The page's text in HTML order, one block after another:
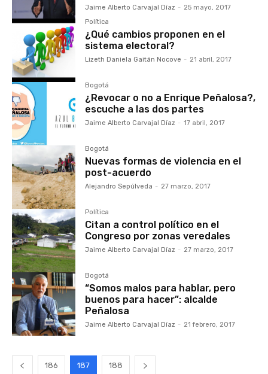
Jaime Alberto Carvajal Díaz - 25 mayo, 2017
Política
¿Qué cambios proponen en el
sistema electoral?
Lizeth Daniela Gaitán Nocove - 21 abril, 2017
Bogotá
¿Revocar o no a Enrique Peñalosa?,
escuche a las dos partes
Jaime Alberto Carvajal Díaz - 17 abril, 2017
Bogotá
Nuevas formas de violencia en el
post-acuerdo
Alejandro Sepúlveda - 27 marzo, 2017
Política
Citan a control político en el
Congreso por zonas veredales
Jaime Alberto Carvajal Díaz - 27 marzo, 2017
Bogotá
“Somos malos para hablar, pero
buenos para hacer”: alcalde
Peñalosa
Jaime Alberto Carvajal Díaz - 21 febrero, 2017
186 187 188